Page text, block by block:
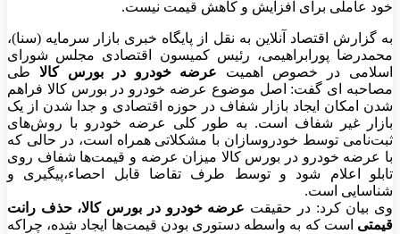
خود عاملی برای افزایش و کاهش قیمت نیست.
به گزارش اقتصاد آنلاین به نقل از پایگاه خبری بازار سرمایه (سنا)،
محمدرضا پورابراهیمی، رئیس کمیسون اقتصادی مجلس شورای
اسلامی در خصوص اهمیت عرضه خودرو در بورس کالا طی
مصاحبه ای گفت: اصل موضوع عرضه خودرو در بورس کالا فراهم
شدن امکان ایجاد بازار شفاف در حوزه اقتصادی و جدا شدن از یک
بازار غیر شفاف است. به طور کلی عرضه خودرو با روش‌های
ثبت‌نامی توسط خودروسازان با مشکلاتی همراه است، در حالی که
با عرضه خودرو در بورس کالا میزان عرضه و قیمت‌ها شفاف روی
تابلو اعلام شود و توسط طرف تقاضا قابل احصاء،پیگیری و
شناسایی است.
وی بیان کرد: در حقیقت عرضه خودرو در بورس کالا، حذف رانت
قیمتی است که به واسطه دستوری بودن قیمت‌ها ایجاد شده، چراکه